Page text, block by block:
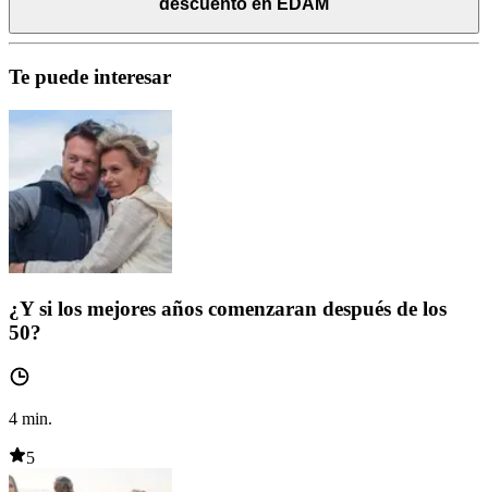
Te puede interesar
¿Y si los mejores años comenzaran después de los
50?
4 min.
5